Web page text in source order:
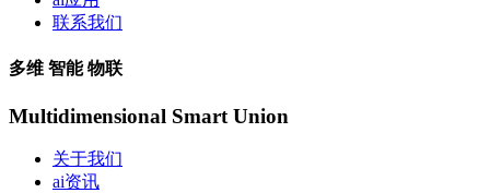
联系我们
多维 智能 物联
Multidimensional Smart Union
关于我们
ai资讯